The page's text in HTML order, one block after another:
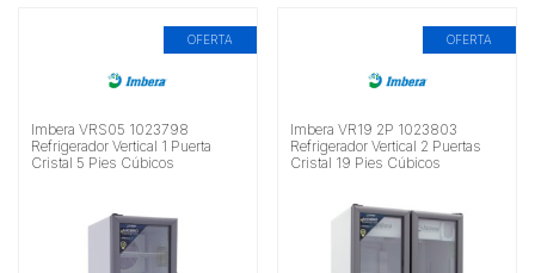
OFERTA
Imbera VRS05 1023798
Refrigerador Vertical 1 Puerta
Cristal 5 Pies Cúbicos
OFERTA
Imbera VR19 2P 1023803
Refrigerador Vertical 2 Puertas
Cristal 19 Pies Cúbicos